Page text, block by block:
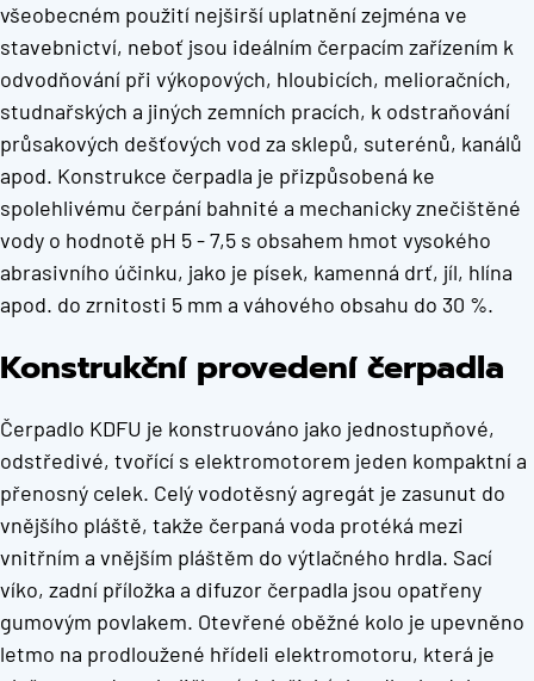
všeobecném použití nejširší uplatnění zejména ve
stavebnictví, neboť jsou ideálním čerpacím zařízením k
odvodňování při výkopových, hloubicích, melioračních,
studnařských a jiných zemních pracích, k odstraňování
průsakových dešťových vod za sklepů, suterénů, kanálů
apod. Konstrukce čerpadla je přizpůsobená ke
spolehlivému čerpání bahnité a mechanicky znečištěné
vody o hodnotě pH 5 - 7,5 s obsahem hmot vysokého
abrasivního účinku, jako je písek, kamenná drť, jíl, hlína
apod. do zrnitosti 5 mm a váhového obsahu do 30 %.
Konstrukční provedení čerpadla
Čerpadlo KDFU je konstruováno jako jednostupňové,
odstředivé, tvořící s elektromotorem jeden kompaktní a
přenosný celek. Celý vodotěsný agregát je zasunut do
vnějšího pláště, takže čerpaná voda protéká mezi
vnitřním a vnějším pláštěm do výtlačného hrdla. Sací
víko, zadní příložka a difuzor čerpadla jsou opatřeny
gumovým povlakem. Otevřené oběžné kolo je upevněno
letmo na prodloužené hřídeli elektromotoru, která je